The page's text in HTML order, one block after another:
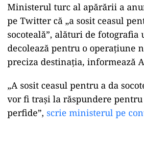
Ministerul turc al apărării a
pe Twitter că „a sosit ceasul
socoteală”, alături de fotografia
decolează pentru o operaţiune
preciza destinaţia, informează
„A sosit ceasul pentru a da
vor fi traşi la răspundere
perfide”, scrie ministerul pe